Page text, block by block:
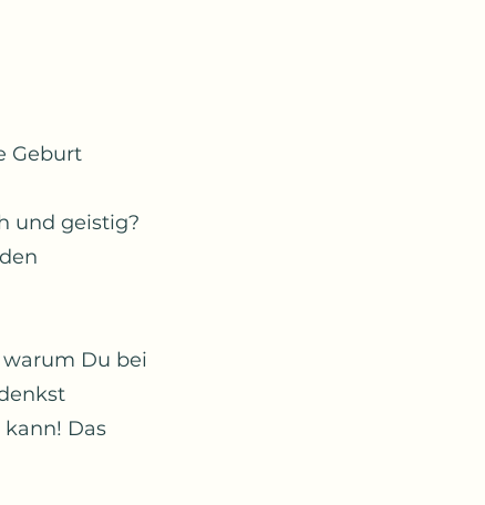
Geburt
und geistig?
Du bei
kann! Das